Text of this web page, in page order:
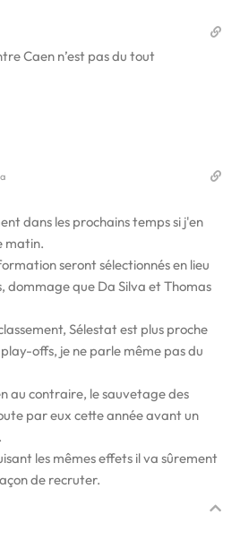
Caen n’est pas du tout
dans les prochains temps si j'en
matin.
seront sélectionnés en lieu
dommage que Da Silva et Thomas
Sélestat est plus proche
offs, je ne parle même pas du
au contraire, le sauvetage des
par eux cette année avant un
les mêmes effets il va sûrement
de recruter.